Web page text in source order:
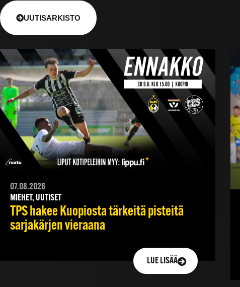
UUTISARKISTO
07.08.2026
MIEHET, UUTISET
TPS hakee Kuopiosta tärkeitä pisteitä
sarjakärjen vieraana
LUE LISÄÄ